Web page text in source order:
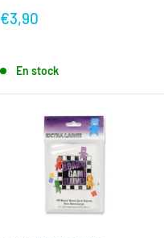
€3,90
En stock